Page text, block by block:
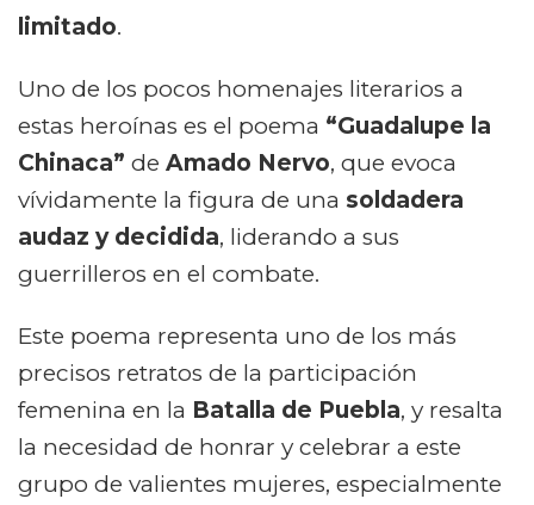
limitado.
Uno de los pocos homenajes literarios a
estas heroínas es el poema “Guadalupe la
Chinaca” de Amado Nervo, que evoca
vívidamente la figura de una soldadera
audaz y decidida, liderando a sus
guerrilleros en el combate.
Este poema representa uno de los más
precisos retratos de la participación
femenina en la Batalla de Puebla, y resalta
la necesidad de honrar y celebrar a este
grupo de valientes mujeres, especialmente